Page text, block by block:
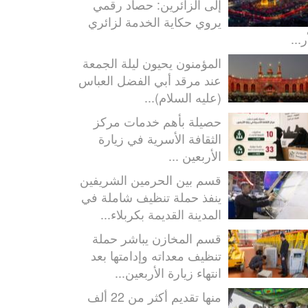
إلى الزائرين: حصاد رقمي
يروي حكاية الخدمة لزائري
المؤمنون يحيون ليلة الجمعة
عند مرقد أبي الفضل العباس
(عليه السلام)...
حصيلة بأهم خدمات مركز
الثقافة الأسرية في زيارة
الأربعين ...
قسم بين الحرمين الشريفين
ينفذ حملة تنظيف شاملة في
المدينة القديمة بكربلاء...
قسم المخازن يباشر حملة
تنظيف معداته وإدامتها بعد
انتهاء زيارة الأربعين...
منها تقديم أكثر من 22 ألف